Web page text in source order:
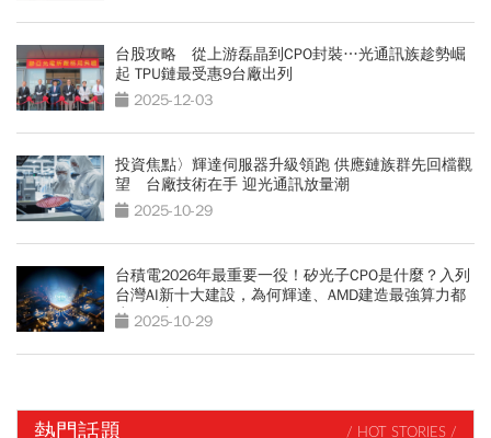
台股攻略 從上游磊晶到CPO封裝…光通訊族趁勢崛
起 TPU鏈最受惠9台廠出列
2025-12-03
投資焦點〉輝達伺服器升級領跑 供應鏈族群先回檔觀
望 台廠技術在手 迎光通訊放量潮
2025-10-29
台積電2026年最重要一役！矽光子CPO是什麼？入列
台灣AI新十大建設，為何輝達、AMD建造最強算力都
少不了它？
2025-10-29
熱門話題 / HOT STORIES /